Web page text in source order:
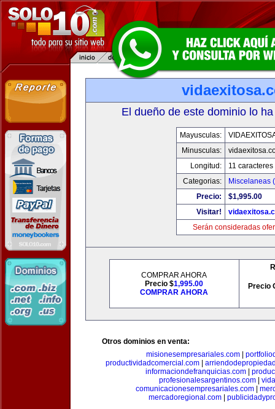
El dueño de este dominio lo
Mayusculas:
Minusculas:
Longitud:
11 caracteres
Categorias:
Miscelaneas
Precio:
$1,995.00
Visitar!
Serán consideradas
COMPRAR AHORA
Precio $1,995.00
COMPRAR AHORA
Precio
Otros dominios en venta:
misionesempresariales.com
productividadcomercial.com
informaciondefranquicias.com
profesionalesargentinos.com|
comunicacionesempresariales.com
mercadoregional.com